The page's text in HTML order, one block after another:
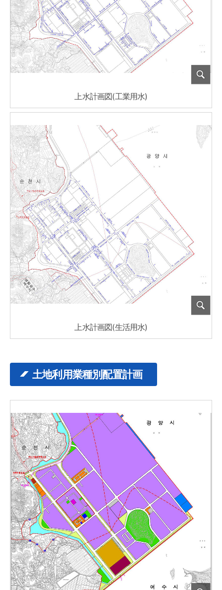
上水計画図(工業用水)
上水計画図(生活用水)
土地利用業種別配置計画